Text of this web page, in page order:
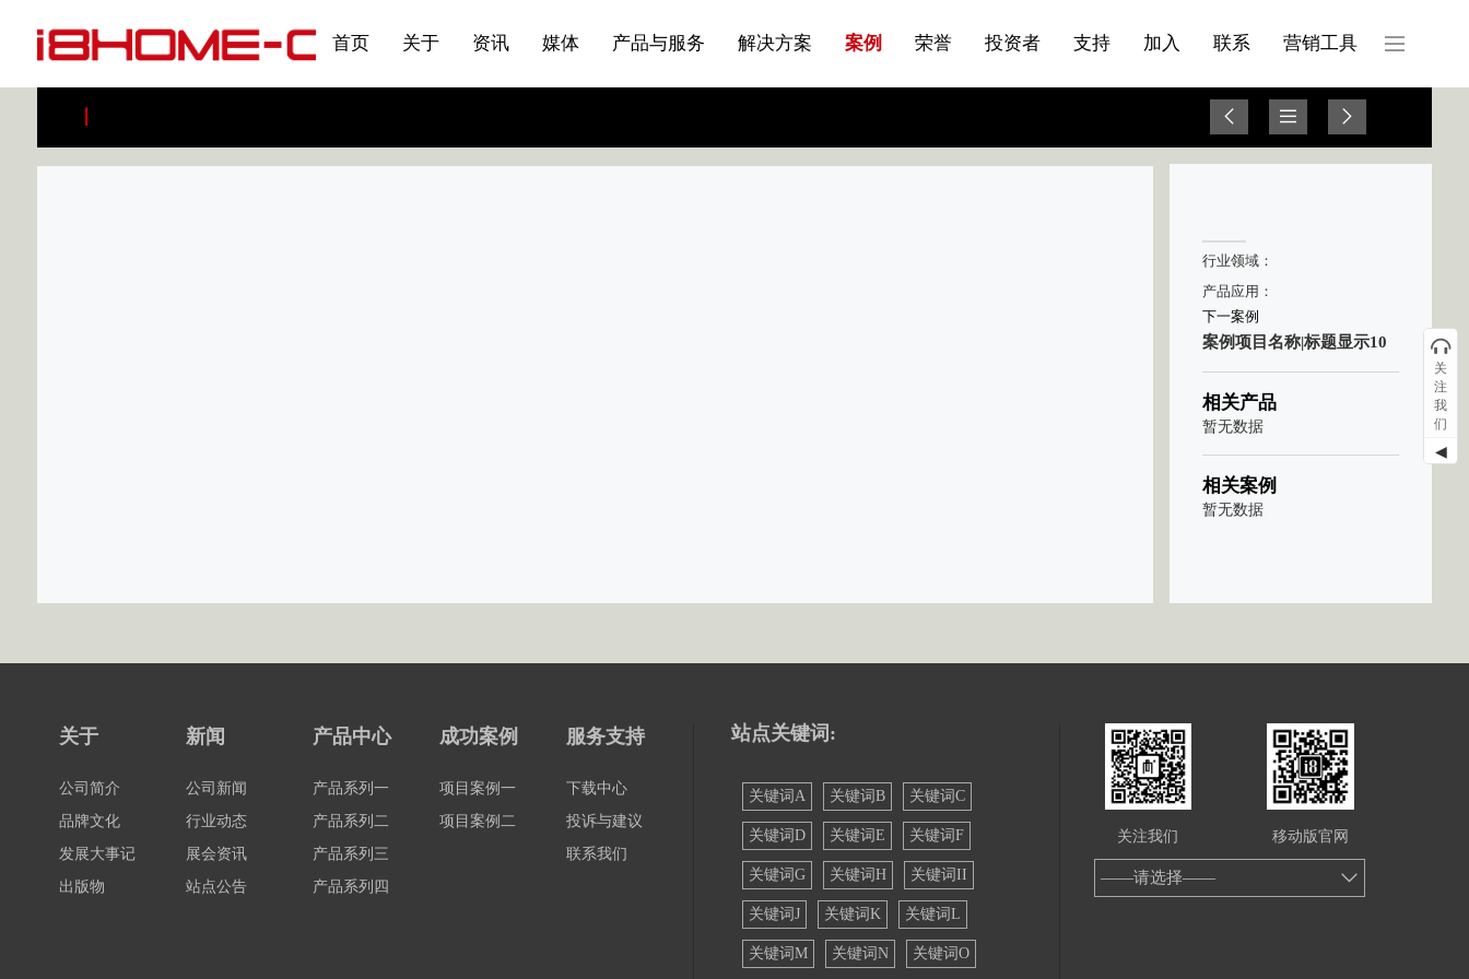
首页 关于
资讯
媒体
刊物专题三
产品与服务
产品&服务系列一 | 第02条
解决方案
案例
应用领域7
荣誉
投资者
支持
加入
联系
营销工具
行业领域：
产品应用：
下一案例
案例项目名称|标题显示10
相关产品
暂无数据
相关案例
暂无数据
关于
公司简介
品牌文化
发展大事记
出版物
新闻
公司新闻
行业动态
展会资讯
站点公告
产品中心
产品系列一
产品系列二
产品系列三
产品系列四
成功案例
项目案例一
项目案例二
服务支持
下载中心
投诉与建议
联系我们
站点关键词:
关键词A 关键词B 关键词C
关键词D 关键词E 关键词F
关键词G 关键词H 关键词II
关键词J 关键词K 关键词L
关键词M 关键词N 关键词O
关注我们 移动版官网
——请选择——
关
注
我
们
◀